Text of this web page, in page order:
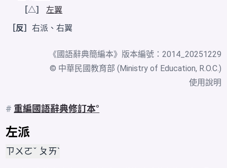
［△］
左翼
［反］右派 、右翼
《國語辭典簡編本》版本編號：2014_20251229
© 中華民國教育部 (Ministry of Education, R.O.C.)
使用說明
# 重編國語辭典修訂本
左派
ㄗㄨㄛˇ ㄆㄞˋ